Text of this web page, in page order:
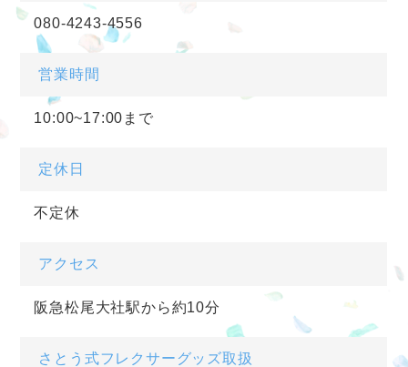
080-4243-4556
営業時間
10:00~17:00まで
定休日
不定休
アクセス
阪急松尾大社駅から約10分
さとう式フレクサーグッズ取扱